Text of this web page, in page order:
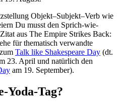
Objekt–Subjekt–Verb wie
Du musst den Sprich-wie-
aus The Empire Strikes Back:
für thematisch verwandte
Talk like Shakespeare Day (dt.
23. April und natürlich den
am 19. September).
Yoda-Tag?